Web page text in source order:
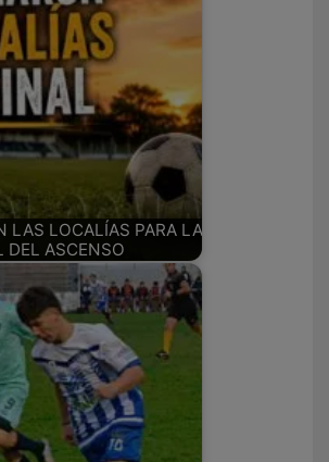
LAS LOCALÍAS PARA LA
DEL ASCENSO